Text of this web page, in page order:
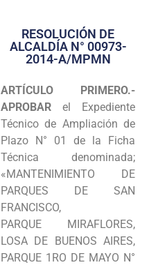
Transparencia
Programas
Intranet
RESOLUCIÓN DE
ALCALDÍA N° 00973-
2014-A/MPMN
ARTÍCULO PRIMERO.-
APROBAR el Expediente
Técnico de Ampliación de
Plazo N° 01 de la Ficha
Técnica denominada;
«MANTENIMIENTO DE
PARQUES DE SAN
FRANCISCO,
PARQUE MIRAFLORES,
LOSA DE BUENOS AIRES,
PARQUE 1RO DE MAYO N°